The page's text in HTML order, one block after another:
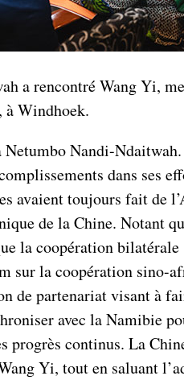
a rencontré Wang Yi,
à Windhoek.
Nandi-
dans ses
avaient toujours fait de
de la Chine. Notant
la coopération
sur la coopération sino-
de partenariat visant à
avec la Namibie
progrès continus. La
Yi, tout en saluant